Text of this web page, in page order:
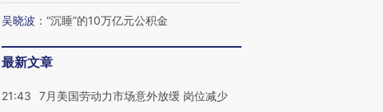
吴晓波 ： “沉睡”的10万亿元公积金
最新文章
21:43
7月美国劳动力市场意外放缓 岗位减少